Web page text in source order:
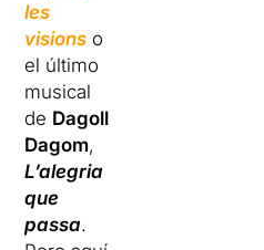
les
visions o
el último
musical
de Dagoll
Dagom,
L’alegria
que
passa.